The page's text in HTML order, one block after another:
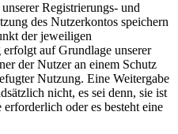
Registrierungs- und
des Nutzerkontos speichern
der jeweiligen
auf Grundlage unserer
der Nutzer an einem Schutz
Nutzung. Eine Weitergabe
nicht, es sei denn, sie ist
oder es besteht eine